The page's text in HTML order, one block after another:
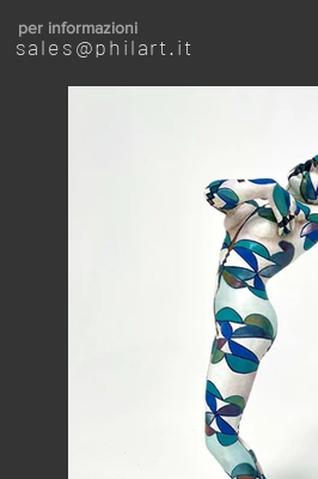
per informazioni
sales@philart.it